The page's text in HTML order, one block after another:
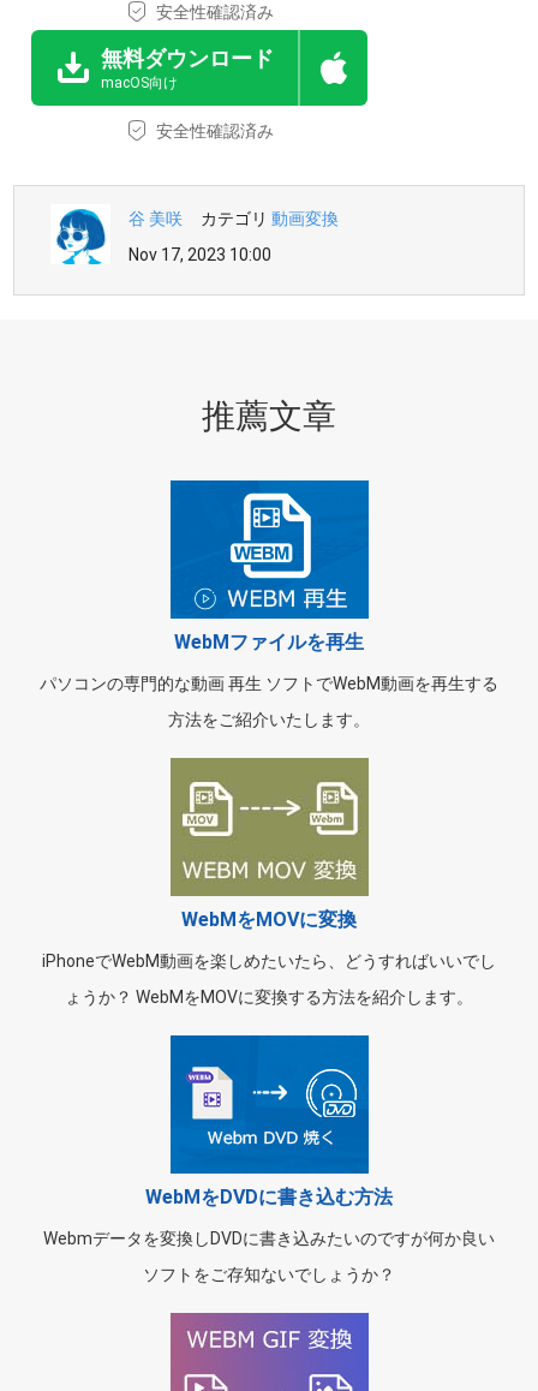
安全性確認済み
無料ダウンロード
macOS向け
安全性確認済み
谷 美咲 カテゴリ動画変換
Nov 17, 2023 10:00
推薦文章
WebMファイルを再生
パソコンの専門的な動画 再生 ソフトでWebM動画を再生する
方法をご紹介いたします。
WebMをMOVに変換
iPhoneでWebM動画を楽しめたいたら、どうすればいいでし
ょうか？ WebMをMOVに変換する方法を紹介します。
WebMをDVDに書き込む方法
Webmデータを変換しDVDに書き込みたいのですが何か良い
ソフトをご存知ないでしょうか？